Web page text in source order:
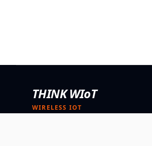
THINK WIoT
WIRELESS IOT